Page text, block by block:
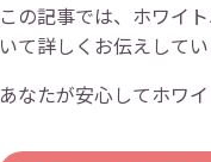
この記事では、ホワイ
いて詳しくお伝えしてい
あなたが安心してホワ